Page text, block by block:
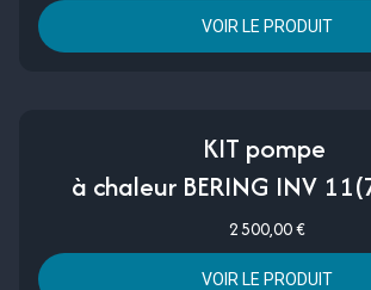
d'usine
VOIR LE PRODUIT
KIT pompe
à chaleur BERING INV
Coffret éléctrique + Pré
d'usine
2 500,00 €
VOIR LE PRODUIT